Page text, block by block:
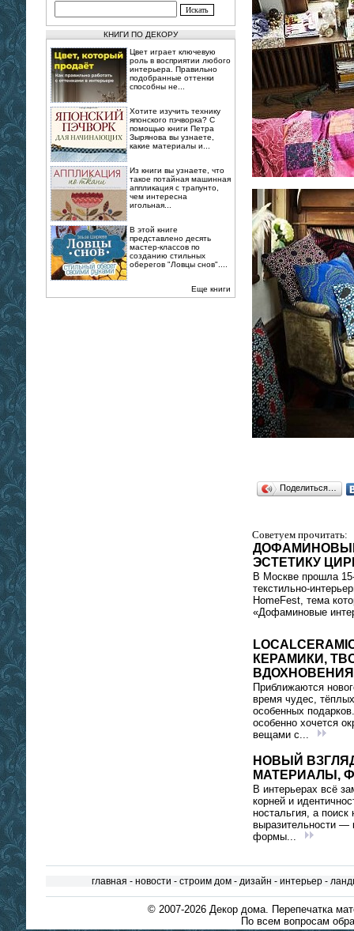
КНИГИ ПО ДЕКОРУ
Цвет играет ключевую
роль в восприятии любого
интерьера. Правильно
подобранные оттенки
способны не...
Хотите изучить технику
японского пэчворка? С
помощью книги Петра
Зырянова вы узнаете,
какие материалы и...
Из книги вы узнаете, что
такое потайная машинная
аппликация с трапунто,
чем интересна
игольная...
В этой книге
представлено десять
мастер-классов по
созданию стильных
оберегов "Ловцы снов"....
Еще книги
Поделиться…
Советуем прочитать:
ЭСТЕТИКУ
В Москве прошла
HomeFest, тема
«Дофаминовые
КЕРАМИКИ,
ВДОХНОВЕНИЯ
Приближаются
время чудес,
особенных
особенно хочется
вещами с...
НОВЫЙ
МАТЕРИАЛЫ,
В интерьерах всё
корней и
ностальгия, а поиск
выразительности —
формы...
главная - новости - строим дом- дизайн - интерьер-
© 2007-2026 Декор дома. Перепечатка
По всем вопросам